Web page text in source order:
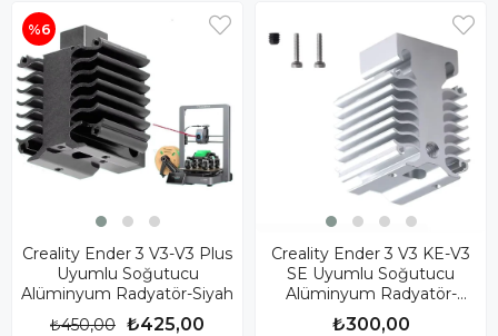
Creality Ender 3 V3-V3 Plus
Uyumlu Soğutucu
Alüminyum Radyatör-Siyah
₺425,00
₺450,00
%6
Creality Ender 3 V3 KE-V3
SE Uyumlu Soğutucu
Alüminyum Radyatör-
Gümüş
₺300,00